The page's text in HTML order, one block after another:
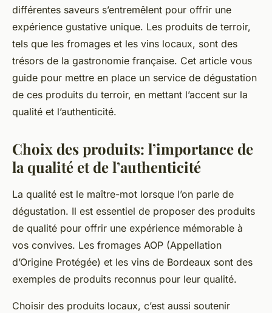
différentes saveurs s’entremêlent pour offrir une
expérience gustative unique. Les produits de terroir,
tels que les fromages et les vins locaux, sont des
trésors de la gastronomie française. Cet article vous
guide pour mettre en place un service de dégustation
de ces produits du terroir, en mettant l’accent sur la
qualité et l’authenticité.
Choix des produits: l’importance de
la qualité et de l’authenticité
La qualité est le maître-mot lorsque l’on parle de
dégustation. Il est essentiel de proposer des produits
de qualité pour offrir une expérience mémorable à
vos convives. Les fromages AOP (Appellation
d’Origine Protégée) et les vins de Bordeaux sont des
exemples de produits reconnus pour leur qualité.
Choisir des produits locaux, c’est aussi soutenir